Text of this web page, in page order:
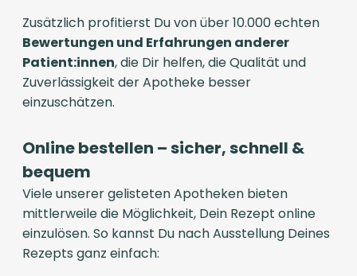
Zusätzlich profitierst Du von über 10.000 echten
Bewertungen und Erfahrungen anderer
Patient:innen, die Dir helfen, die Qualität und
Zuverlässigkeit der Apotheke besser
einzuschätzen.
Online bestellen – sicher, schnell &
bequem
Viele unserer gelisteten Apotheken bieten
mittlerweile die Möglichkeit, Dein Rezept online
einzulösen. So kannst Du nach Ausstellung Deines
Rezepts ganz einfach: